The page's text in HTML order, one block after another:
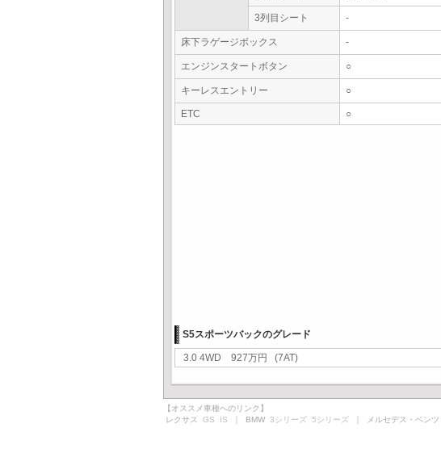
3列目シート -
床下ラゲージボックス -
エンジンスタートボタン ○
キーレスエントリー ○
ETC ○
S5スポーツバックのグレード
3.0 4WD 927万円 (7AT)
【オススメ車種へのリンク】
レクサス GS IS ｜ BMW 3シリーズ 5シリーズ ｜ メルセデス・ベンツ